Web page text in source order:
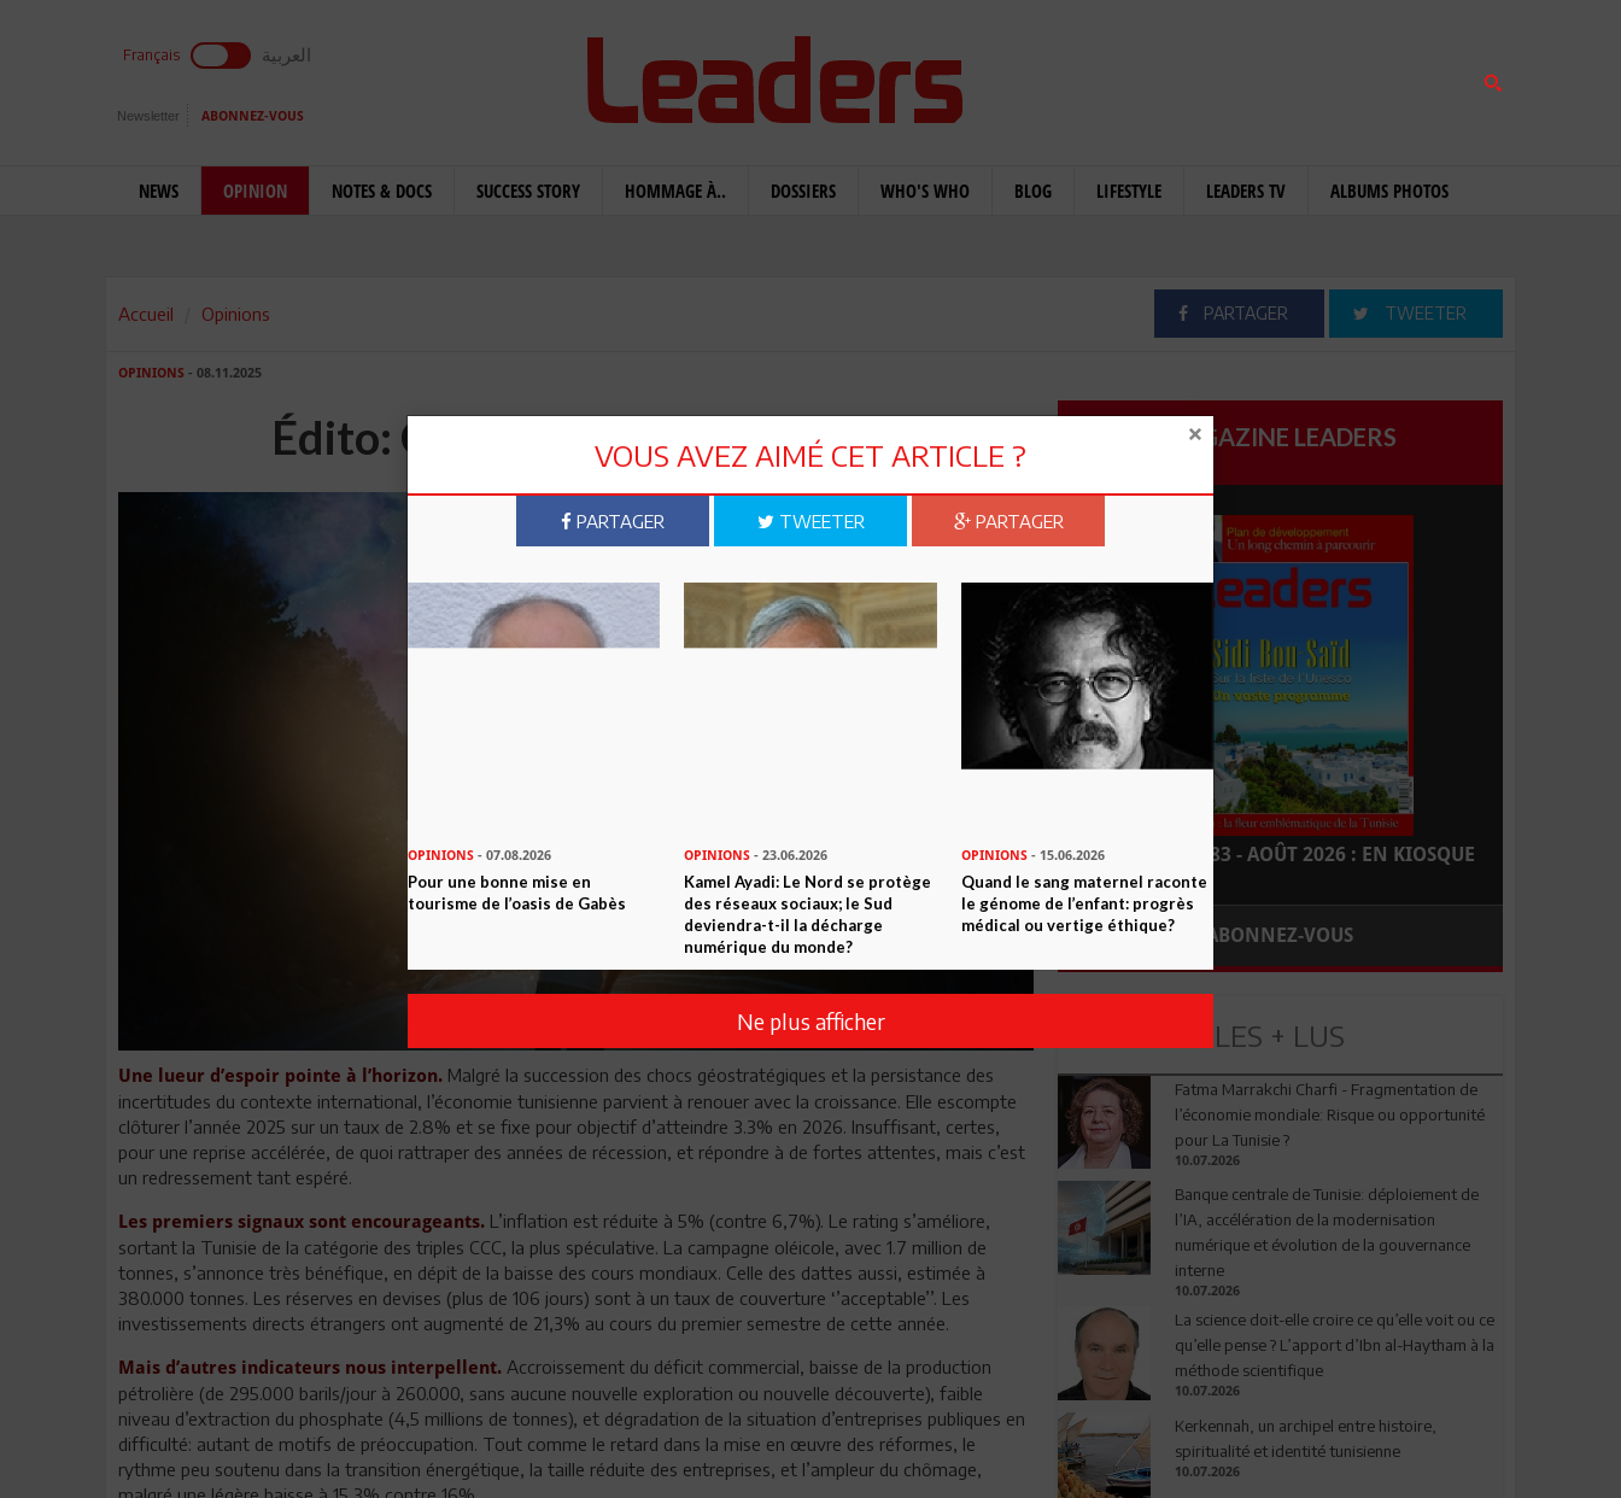
Français العربية
Newsletter ABONNEZ-VOUS
NEWS OPINION NOTES & DOCS SUCCESS STORY HOMMAGE À.. DOSSIERS WHO'S WHO BLOG LIFESTYLE LEADERS TV ALBUMS PHOTOS
Accueil Opinions PARTAGER TWEETER
OPINIONS - 08.11.2025
Édito: Capter les bons signaux
Une lueur d’espoir pointe à l’horizon. Malgré la succession des chocs géostratégiques et la persistance des
incertitudes du contexte international, l’économie tunisienne parvient à renouer avec la croissance. Elle escompte
clôturer l’année 2025 sur un taux de 2.8% et se fixe pour objectif d’atteindre 3.3% en 2026. Insuffisant, certes,
pour une reprise accélérée, de quoi rattraper des années de récession, et répondre à de fortes attentes, mais c’est
un redressement tant espéré.
Les premiers signaux sont encourageants. L’inflation est réduite à 5% (contre 6,7%). Le rating s’améliore,
sortant la Tunisie de la catégorie des triples CCC, la plus spéculative. La campagne oléicole, avec 1.7 million de
tonnes, s’annonce très bénéfique, en dépit de la baisse des cours mondiaux. Celle des dattes aussi, estimée à
380.000 tonnes. Les réserves en devises (plus de 106 jours) sont à un taux de couverture ‘’acceptable’’. Les
investissements directs étrangers ont augmenté de 21,3% au cours du premier semestre de cette année.
Mais d’autres indicateurs nous interpellent. Accroissement du déficit commercial, baisse de la production
pétrolière (de 295.000 barils/jour à 260.000, sans aucune nouvelle exploration ou nouvelle découverte), faible
niveau d’extraction du phosphate (4,5 millions de tonnes), et dégradation de la situation d’entreprises publiques en
difficulté: autant de motifs de préoccupation. Tout comme le retard dans la mise en œuvre des réformes, le
rythme peu soutenu dans la transition énergétique, la taille réduite des entreprises, et l’ampleur du chômage,
MAGAZINE LEADERS
LEADERS N° 183 - AOÛT 2026 : EN KIOSQUE
ABONNEZ-VOUS
LES + LUS
Fatma Marrakchi Charfi - Fragmentation de
l’économie mondiale: Risque ou opportunité
pour La Tunisie ?
10.07.2026
Banque centrale de Tunisie: déploiement de
l’IA, accélération de la modernisation
numérique et évolution de la gouvernance
interne
10.07.2026
La science doit-elle croire ce qu’elle voit ou ce
qu’elle pense ? L’apport d’Ibn al-Haytham à la
méthode scientifique
10.07.2026
Kerkennah, un archipel entre histoire,
spiritualité et identité tunisienne
10.07.2026
VOUS AVEZ AIMÉ CET ARTICLE ?
PARTAGER TWEETER PARTAGER
OPINIONS - 07.08.2026
Pour une bonne mise en
tourisme de l’oasis de Gabès
OPINIONS - 23.06.2026
Kamel Ayadi: Le Nord se protège
des réseaux sociaux; le Sud
deviendra-t-il la décharge
numérique du monde?
OPINIONS- 15.06.2026
Quand le sang maternel raconte
le génome de l’enfant: progrès
médical ou vertige éthique?
Ne plus afficher